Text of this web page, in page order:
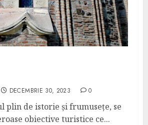
DECEMBRIE 30, 2023 0
plin de istorie și frumusețe, se
obiective turistice ce...